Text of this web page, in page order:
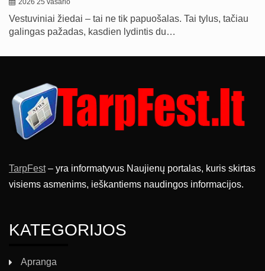
2026 25 vasario
Vestuviniai žiedai – tai ne tik papuošalas. Tai tylus, tačiau
galingas pažadas, kasdien lydintis du…
TarpFest– yra informatyvus Naujienų portalas, kuris skirtas
visiems asmenims, ieškantiems naudingos informacijos.
KATEGORIJOS
Apranga